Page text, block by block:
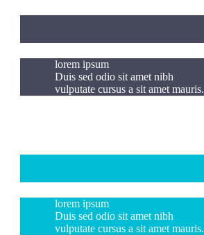
lorem ipsum
Duis sed odio sit amet nibh
vulputate cursus a sit amet mauris.
lorem ipsum
Duis sed odio sit amet nibh
vulputate cursus a sit amet mauris.